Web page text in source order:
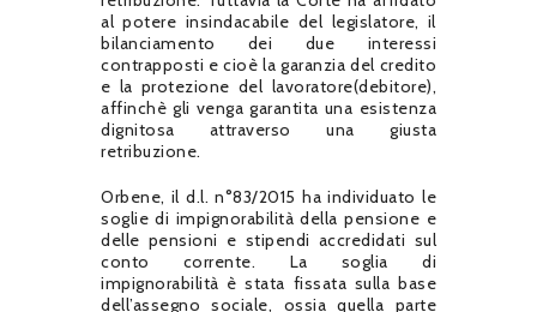
al potere insindacabile del legislatore, il
bilanciamento dei due interessi
contrapposti e cioè la garanzia del credito
e la protezione del lavoratore(debitore),
affinchè gli venga garantita una esistenza
dignitosa attraverso una giusta
retribuzione.
Orbene, il d.l. n°83/2015 ha individuato le
soglie di impignorabilità della pensione e
delle pensioni e stipendi accredidati sul
conto corrente. La soglia di
impignorabilità è stata fissata sulla base
dell’assegno sociale, ossia quella parte